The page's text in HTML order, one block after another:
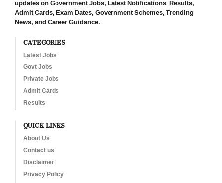
updates on Government Jobs, Latest Notifications, Results,
Admit Cards, Exam Dates, Government Schemes, Trending
News, and Career Guidance.
CATEGORIES
Latest Jobs
Govt Jobs
Private Jobs
Admit Cards
Results
QUICK LINKS
About Us
Contact us
Disclaimer
Privacy Policy